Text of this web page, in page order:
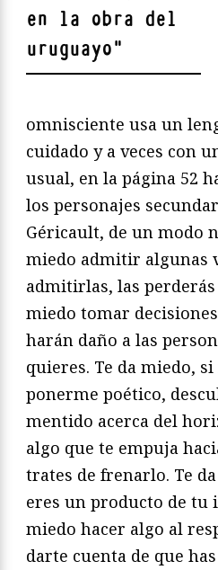
en la obra del
uruguayo"
omnisciente usa un
cuidado y a veces con
usual, en la página 52
los personajes
Géricault, de un modo
miedo admitir algunas
admitirlas, las
miedo tomar
harán daño a las
quieres. Te da miedo,
ponerme poético,
mentido acerca del
algo que te empuja
trates de frenarlo. Te
eres un producto de tu
miedo hacer algo al
darte cuenta de que